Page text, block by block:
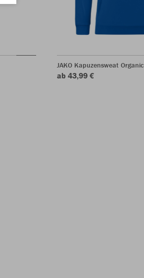
JAKO Kapuzensweat Organic
ab 43,99 €